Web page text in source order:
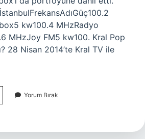
kw100.4 MHzRadyo
MHzJoy FM5 kw100. Kral Pop
28 Nisan 2014’te Kral TV ile
Yorum Bırak